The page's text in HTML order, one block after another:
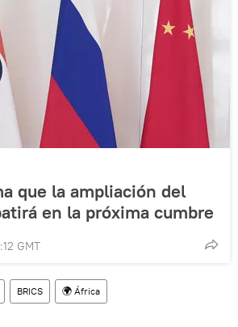
que la ampliación del
en la próxima cumbre
GMT
BRICS 🌍 África